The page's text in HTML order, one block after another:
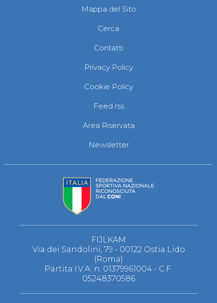
Albi Federali
Arti marziali
Aikido
Ju Jitsu
Sumo
Capoeira
Grappling
BJJ
Pancrazio/Pankration
S'istrumpa
News
Calendario Attività
Difesa Personale MGA
La disciplina
News
Merchandising
Contatti
News
Cookies Accept
Newsletter
Webinar
Corsi Monotematici
Corsi di Specializzazione
Corsi FIJLKAM-FISDIR
Corsi Preparatore Fisico
Edutraining class - Didattica infantile
Corso Direttore di Gara
Mappa del Sito
Cerca
Contatti
Privacy Policy
Cookie Policy
Feed rss
Area Riservata
Newsletter
FIJLKAM
Via dei Sandolini, 79 - 00122 Ostia Lido
(Roma)
Partita I.V.A. n. 01379961004 - C.F.
05248370586